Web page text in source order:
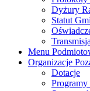
Dyżury
Statut
Menu
Organizacje
Dotacje
Programy